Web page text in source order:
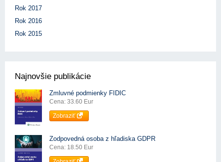
Rok 2017
Rok 2016
Rok 2015
Najnovšie publikácie
Zmluvné podmienky FIDIC
Cena: 33.60 Eur
Zobraziť
Zodpovedná osoba z hľadiska GDPR
Cena: 18.50 Eur